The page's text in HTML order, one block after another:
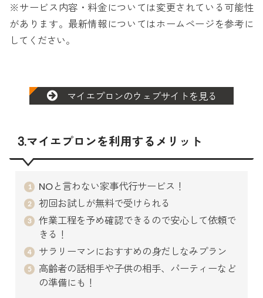
※サービス内容・料金については変更されている可能性
があります。最新情報についてはホームページを参考に
してください。
マイエプロンのウェブサイトを見る
3.マイエプロンを利用するメリット
NOと言わない家事代行サービス！
初回お試しが無料で受けられる
作業工程を予め確認できるので安心して依頼で
きる！
サラリーマンにおすすめの身だしなみプラン
高齢者の話相手や子供の相手、パーティーなど
の準備にも！